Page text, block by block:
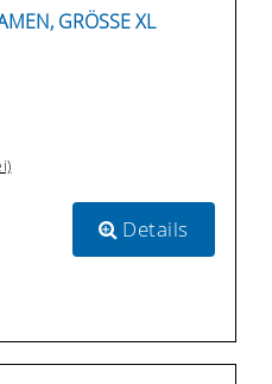
GRÖSSE XL
Details